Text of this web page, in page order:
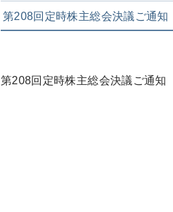
第208回定時株主総会決議ご通知
第208回定時株主総会決議ご通知